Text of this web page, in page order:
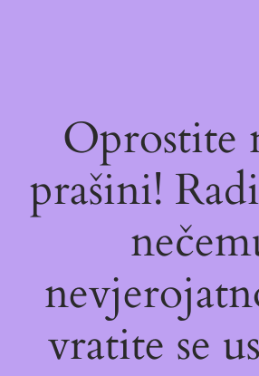
Oprostite
prašini!
vratite se